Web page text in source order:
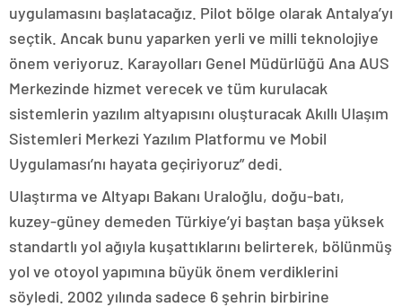
uygulamasını başlatacağız. Pilot bölge olarak Antalya’yı
seçtik. Ancak bunu yaparken yerli ve milli teknolojiye
önem veriyoruz. Karayolları Genel Müdürlüğü Ana AUS
Merkezinde hizmet verecek ve tüm kurulacak
sistemlerin yazılım altyapısını oluşturacak Akıllı Ulaşım
Sistemleri Merkezi Yazılım Platformu ve Mobil
Uygulaması’nı hayata geçiriyoruz” dedi.
Ulaştırma ve Altyapı Bakanı Uraloğlu, doğu-batı,
kuzey-güney demeden Türkiye’yi baştan başa yüksek
standartlı yol ağıyla kuşattıklarını belirterek, bölünmüş
yol ve otoyol yapımına büyük önem verdiklerini
söyledi. 2002 yılında sadece 6 şehrin birbirine